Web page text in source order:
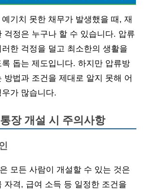
기치 못한 채무가 발생했을 때, 재
걱정은 누구나 할 수 있습니다. 압류
한 걱정을 덜고 최소한의 생활을
돕는 제도입니다. 하지만 압류방
방법과 조건을 제대로 알지 못해 어
가 많습니다.
장 개설 시 주의사항
모든 사람이 개설할 수 있는 것은
자격, 급여 소득 등 일정한 조건을